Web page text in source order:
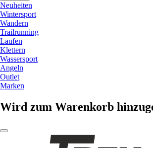
Neuheiten
Wintersport
Wandern
Trailrunning
Laufen
Klettern
Wassersport
Angeln
Outlet
Marken
Wird zum Warenkorb